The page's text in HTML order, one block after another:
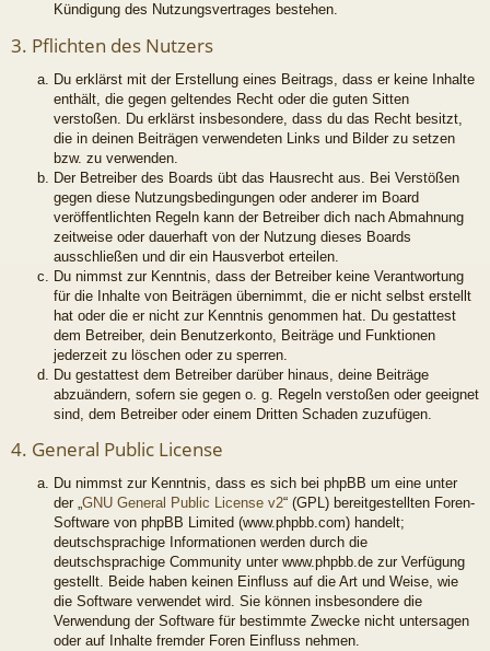
Kündigung des Nutzungsvertrages bestehen.
3. Pflichten des Nutzers
Du erklärst mit der Erstellung eines Beitrags, dass er keine Inhalte
enthält, die gegen geltendes Recht oder die guten Sitten
verstoßen. Du erklärst insbesondere, dass du das Recht besitzt,
die in deinen Beiträgen verwendeten Links und Bilder zu setzen
bzw. zu verwenden.
Der Betreiber des Boards übt das Hausrecht aus. Bei Verstößen
gegen diese Nutzungsbedingungen oder anderer im Board
veröffentlichten Regeln kann der Betreiber dich nach Abmahnung
zeitweise oder dauerhaft von der Nutzung dieses Boards
ausschließen und dir ein Hausverbot erteilen.
Du nimmst zur Kenntnis, dass der Betreiber keine Verantwortung
für die Inhalte von Beiträgen übernimmt, die er nicht selbst erstellt
hat oder die er nicht zur Kenntnis genommen hat. Du gestattest
dem Betreiber, dein Benutzerkonto, Beiträge und Funktionen
jederzeit zu löschen oder zu sperren.
Du gestattest dem Betreiber darüber hinaus, deine Beiträge
abzuändern, sofern sie gegen o. g. Regeln verstoßen oder geeignet
sind, dem Betreiber oder einem Dritten Schaden zuzufügen.
4. General Public License
Du nimmst zur Kenntnis, dass es sich bei phpBB um eine unter
der „ GNU General Public License v2“ (GPL) bereitgestellten Foren-
Software von phpBB Limited (www.phpbb.com) handelt;
deutschsprachige Informationen werden durch die
deutschsprachige Community unter www.phpbb.de zur Verfügung
gestellt. Beide haben keinen Einfluss auf die Art und Weise, wie
die Software verwendet wird. Sie können insbesondere die
Verwendung der Software für bestimmte Zwecke nicht untersagen
oder auf Inhalte fremder Foren Einfluss nehmen.